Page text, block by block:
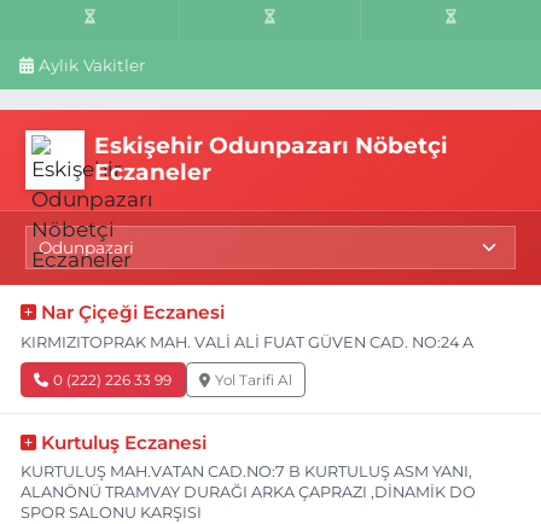
Aylık Vakitler
Eskişehir Odunpazarı Nöbetçi
Eczaneler
Nar Çiçeği Eczanesi
KIRMIZITOPRAK MAH. VALİ ALİ FUAT GÜVEN CAD. NO:24 A
0 (222) 226 33 99 Yol Tarifi Al
Kurtuluş Eczanesi
KURTULUŞ MAH.VATAN CAD.NO:7 B KURTULUŞ ASM YANI,
ALANÖNÜ TRAMVAY DURAĞI ARKA ÇAPRAZI ,DİNAMİK DO
SPOR SALONU KARŞISI